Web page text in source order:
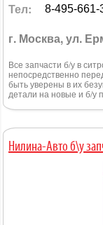
Тел: 8-495-661-
г. Москва, ул.
Все запчасти б/у в
непосредственно
быть уверены в их
детали на новые и б/у
Нилина-Авто б\у